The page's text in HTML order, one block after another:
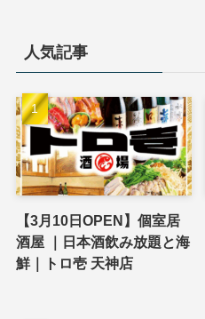
人気記事
【3月10日OPEN】個室居
酒屋 ｜日本酒飲み放題と海
鮮｜トロ壱 天神店